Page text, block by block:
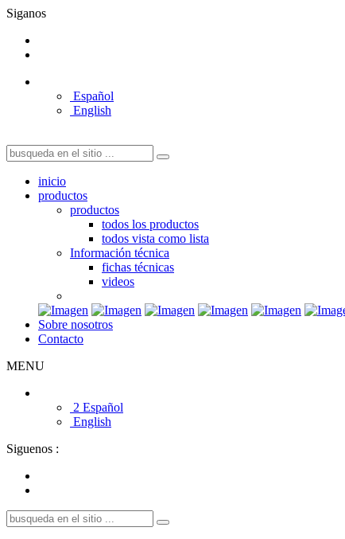
Siganos
Español
English
inicio
productos
productos
todos los productos
todos vista como lista
Información técnica
fichas técnicas
videos
Sobre nosotros
Contacto
MENU
2 Español
English
Siguenos :